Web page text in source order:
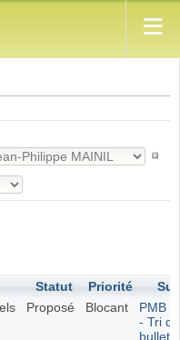
Statut Priorité
Proposé Blocant
PMB
- Tri